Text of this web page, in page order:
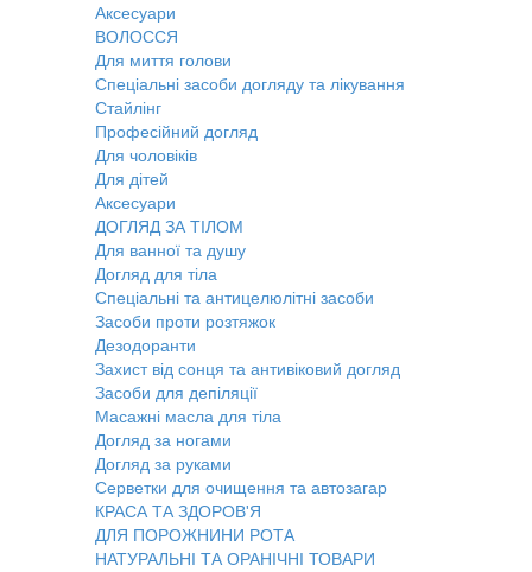
Аксесуари
ВОЛОССЯ
Для миття голови
Спеціальні засоби догляду та лікування
Стайлінг
Професійний догляд
Для чоловіків
Для дітей
Аксесуари
ДОГЛЯД ЗА ТІЛОМ
Для ванної та душу
Догляд для тіла
Спеціальні та антицелюлітні засоби
Засоби проти розтяжок
Дезодоранти
Захист від сонця та антивіковий догляд
Засоби для депіляції
Масажні масла для тіла
Догляд за ногами
Догляд за руками
Серветки для очищення та автозагар
КРАСА ТА ЗДОРОВ'Я
ДЛЯ ПОРОЖНИНИ РОТА
НАТУРАЛЬНІ ТА ОРАНІЧНІ ТОВАРИ